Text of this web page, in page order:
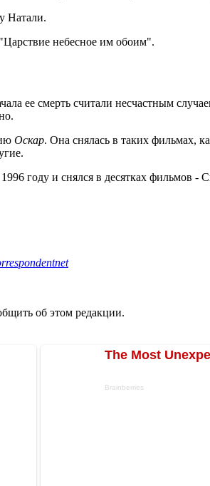
Натали.
небесное им обоим".
ее смерть считали несчастным
Оскар. Она снялась в таких фильмах,
году и снялся в десятках фильмов
об этом редакции.